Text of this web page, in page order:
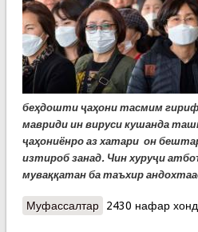
беҳдошти ҷаҳони тасмим
мавриди ин вируси кушанда
ҷаҳониёнро аз хатари он
изтироб занад. Чин хуруҷи
муваққатан ба таъхир
Муфассалтаро Короновирус
2430 нафар хонд